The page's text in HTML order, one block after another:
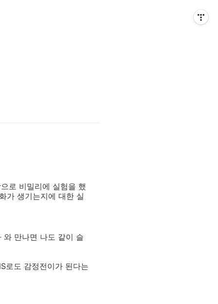
로 비밀리에 실험을 했
가 생기는지에 대한 실
와 만나면 나도 같이 슬
로도 감정전이가 된다는